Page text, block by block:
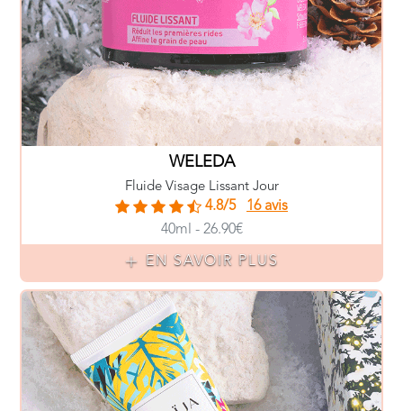
WELEDA
Fluide Visage Lissant Jour
4.8/5
16 avis
40ml - 26.90€
EN SAVOIR PLUS